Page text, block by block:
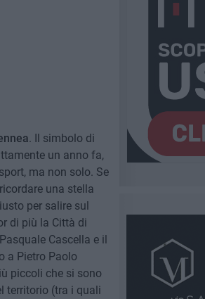
. Il simbolo di
un anno fa,
ma non solo. Se
una stella
per salire sul
di più la Città di
Cascella e il
a Pietro Paolo
piccoli che si sono
territorio (tra i quali